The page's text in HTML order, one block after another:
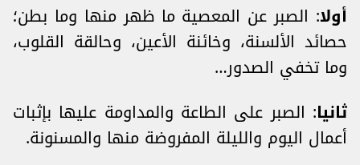
أولا: الصبر عن المعصية ما ظهر منها وما بطن؛
حصائد الألسنة، وخائنة الأعين، وحالقة القلوب،
وما تخفي الصدور…
ثانيا: الصبر على الطاعة والمداومة عليها بإثبات
أعمال اليوم والليلة المفروضة منها والمسنونة.